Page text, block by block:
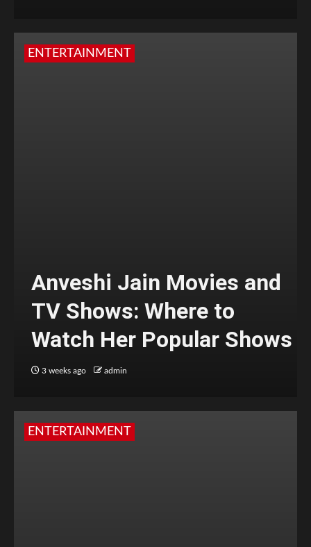
ENTERTAINMENT
Anveshi Jain Movies and
TV Shows: Where to
Watch Her Popular Shows
3 weeks ago admin
ENTERTAINMENT